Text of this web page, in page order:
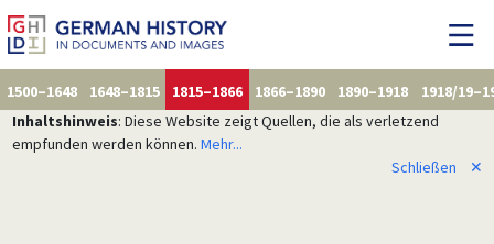
1500–1648 1648–1815 1815–1866 1866–1890 1890–1918
1918/
Inhaltshinweis: Diese Website zeigt Quellen, die als verletzend
empfunden werden können. Mehr...
Schließen
✕